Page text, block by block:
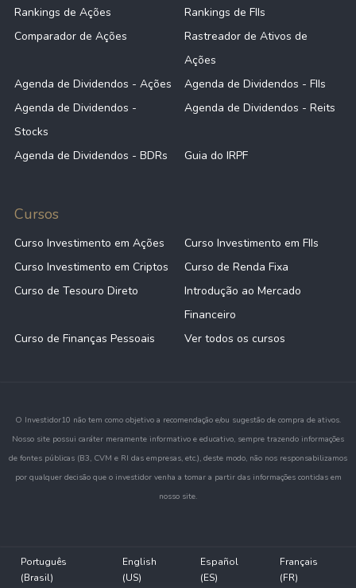
Rankings de Ações
Rankings de FIIs
Comparador de Ações
Rastreador de Ativos de
Ações
Agenda de Dividendos - Ações
Agenda de Dividendos - FIIs
Agenda de Dividendos -
Stocks
Agenda de Dividendos - Reits
Agenda de Dividendos - BDRs Guia do IRPF
Cursos
Curso Investimento em Ações
Curso Investimento em FIIs
Curso Investimento em Criptos
Curso de Renda Fixa
Curso de Tesouro Direto
Introdução ao Mercado
Financeiro
Curso de Finanças Pessoais
Ver todos os cursos
O Investidor10 não tem como objetivo a recomendação e/ou sugestão de compra de ativos.
Nosso site possui caráter meramente informativo e educativo, sempre trazendo informações
de fontes públicas (B3, CVM e RI das empresas, etc.), deste modo, não nos responsabilizamos
por qualquer decisão que o investidor venha a tomar a partir das informações contidas em
nosso site.
Português
(Brasil)
English
(US)
Español
(ES)
Français
(FR)